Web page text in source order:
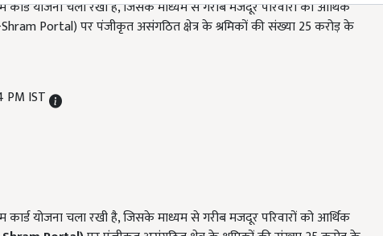
योजना चला रखी है, जिसके माध्यम से गरीब मजदूर परिवारों को आर्थिक
Portal) पर पंजीकृत असंगठित क्षेत्र के श्रमिकों की संख्या 25 करोड़ के
PM IST
योजना चला रखी है, जिसके माध्यम से गरीब मजदूर परिवारों को आर्थिक